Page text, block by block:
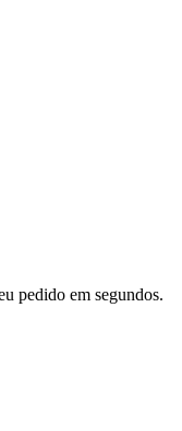
pedido em segundos.